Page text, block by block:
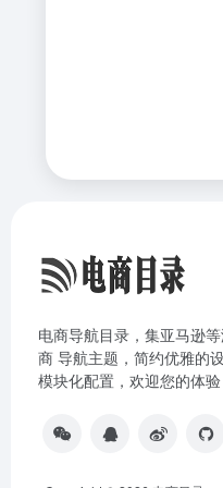
电商导航目录，集亚马逊
商 导航主题，简约优雅的
模块化配置，欢迎您的体验